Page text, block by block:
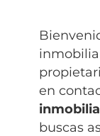
en
buscas